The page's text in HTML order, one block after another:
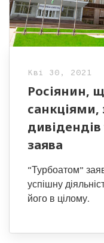
Кві 30, 2021
Росіянин,
санкціями,
заява
“Турбоатом”
успішну
його в цілому.